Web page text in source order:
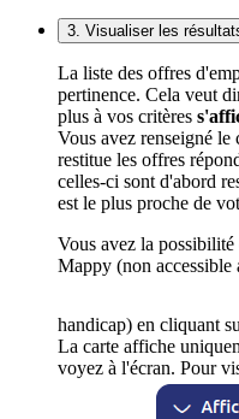
3. Visualiser les
La liste des offres
pertinence. Cela veut
plus à vos critères
Vous avez renseigné
restitue les offres
celles-ci sont d'abord
est le plus proche de
Vous avez la
Mappy (non accessible
handicap) en cliquant
La carte affiche
voyez à l'écran. Pour